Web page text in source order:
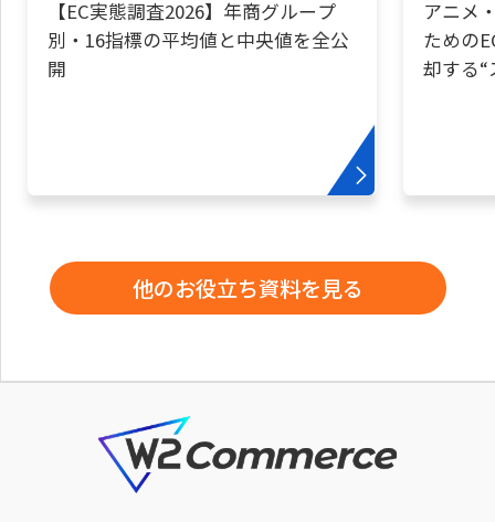
【EC実態調査2026】年商グループ
別・16指標の平均値と中央値を全公
開
アニメ
ための
却する
他のお役立ち資料を見る